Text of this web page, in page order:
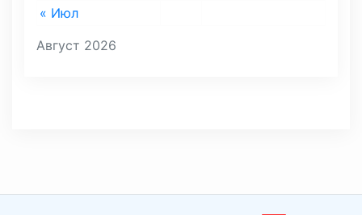
Август 2026
« Июл